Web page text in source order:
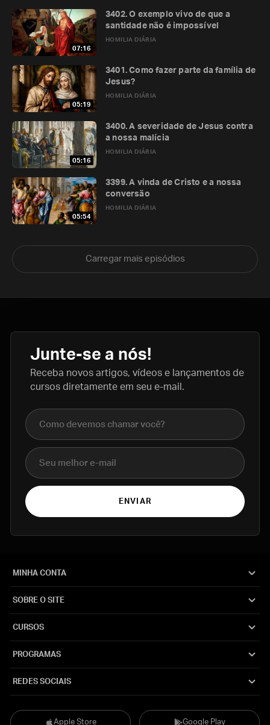
07:16
HOMILIA DIÁRIA
3402. O exemplo vivo de que a
santidade não é impossível
05:19
HOMILIA DIÁRIA
3401. Como fazer parte da família de
Jesus?
05:16
HOMILIA DIÁRIA
3400. A severidade de Jesus contra
a nossa malícia
05:54
HOMILIA DIÁRIA
3399. A vinda de Cristo e a nossa
conversão
Carregar mais episódios
Junte-se a nós!
Receba novos artigos, vídeos e lançamentos de
cursos diretamente em seu e-mail.
Nome completo
E-mail
ENVIAR
Apple Store Google Play
MINHA CONTA
SOBRE O SITE
CURSOS
PROGRAMAS
REDES SOCIAIS